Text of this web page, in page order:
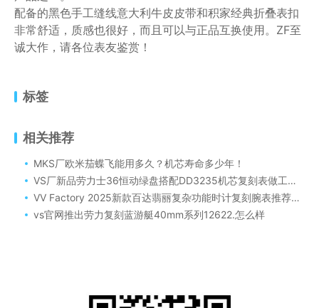
配备的黑色手工缝线意大利牛皮皮带和积家经典折叠表扣
非常舒适，质感也很好，而且可以与正品互换使用。ZF至
诚大作，请各位表友鉴赏！
标签
相关推荐
MKS厂欧米茄蝶飞能用多久？机芯寿命多少年！
VS厂新品劳力士36恒动绿盘搭配DD3235机芯复刻表做工细节评测
VV Factory 2025新款百达翡丽复杂功能时计复刻腕表推荐评测！
vs官网推出劳力复刻蓝游艇40mm系列12622.怎么样